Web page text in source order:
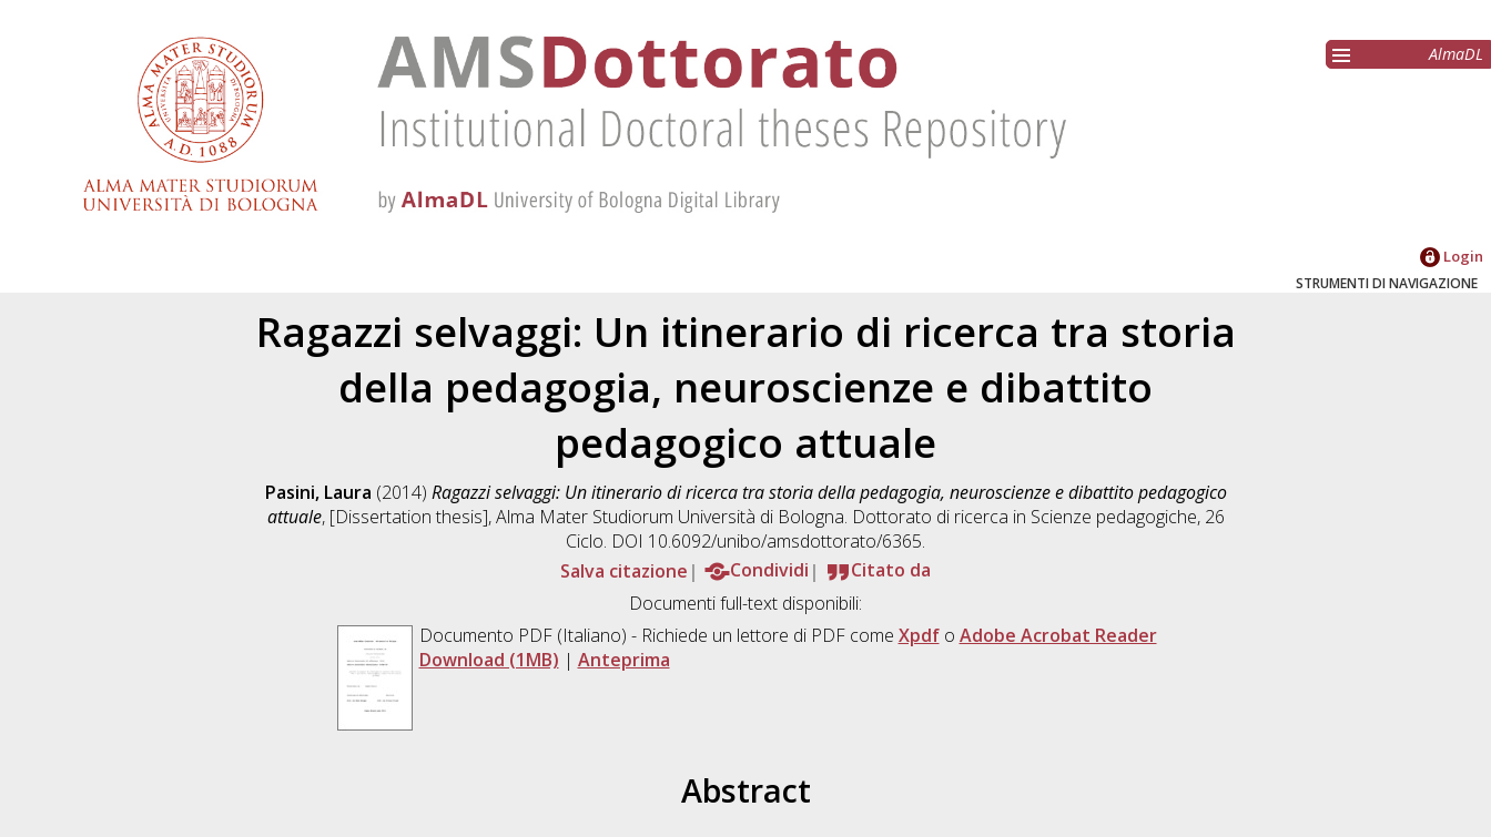
AlmaDL
Login
STRUMENTI DI NAVIGAZIONE
Ragazzi selvaggi: Un itinerario di ricerca tra storia
della pedagogia, neuroscienze e dibattito
pedagogico attuale
Pasini, Laura (2014) Ragazzi selvaggi: Un itinerario di ricerca tra storia della pedagogia, neuroscienze e dibattito pedagogico
attuale, [Dissertation thesis], Alma Mater Studiorum Università di Bologna. Dottorato di ricerca in Scienze pedagogiche, 26
Ciclo. DOI 10.6092/unibo/amsdottorato/6365.
Salva citazione
Condividi
Citato da
Documenti full-text disponibili:
Documento PDF(Italiano) - Richiede un lettore di PDF come Xpdfo Adobe Acrobat Reader
Download (1MB) | Anteprima
Abstract